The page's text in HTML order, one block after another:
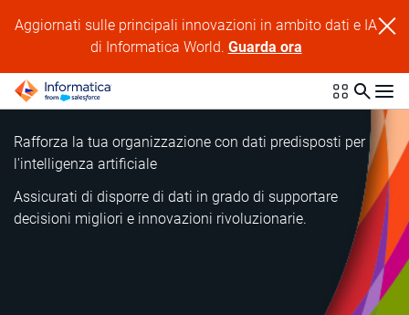
Aggiornati sulle principali innovazioni in ambito dati e IA
di Informatica World. Guarda ora
Rafforza la tua organizzazione con dati predisposti per
l'intelligenza artificiale
Assicurati di disporre di dati in grado di supportare
decisioni migliori e innovazioni rivoluzionarie.